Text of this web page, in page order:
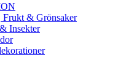
Frukt & Grönsaker
Insekter